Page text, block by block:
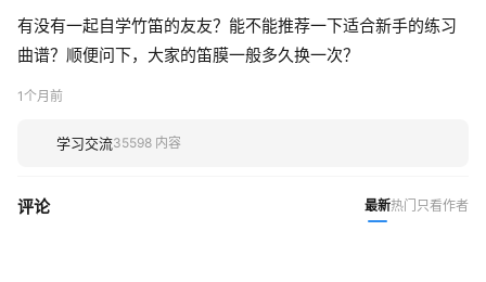
有没有一起自学竹笛的友友？能不能推荐一下适合新手的练习
曲谱？顺便问下，大家的笛膜一般多久换一次？
1个月前
学习交流35598 内容
评论 最新热门 只看作者